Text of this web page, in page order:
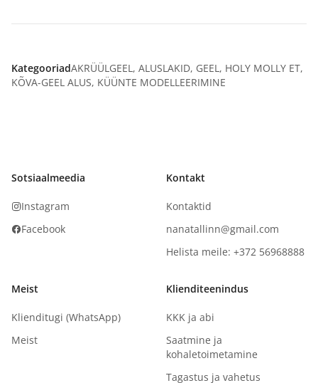
KategooriadAKRÜÜLGEEL, ALUSLAKID, GEEL, HOLY MOLLY ET,
KÕVA-GEEL ALUS, KÜÜNTE MODELLEERIMINE
Sotsiaalmeedia
Instagram
Facebook
Kontakt
Kontaktid
nanatallinn@gmail.com
Helista meile: +372 56968888
Meist
Klienditugi (WhatsApp)
Meist
Klienditeenindus
KKK ja abi
Saatmine ja
kohaletoimetamine
Tagastus ja vahetus